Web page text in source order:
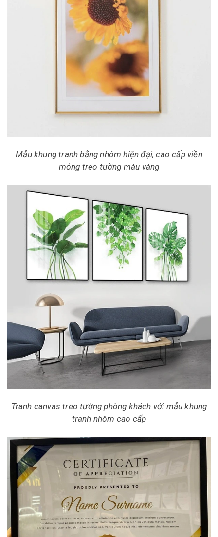
Mẫu khung tranh bằng nhôm hiện đại, cao cấp viền
mỏng treo tường màu vàng
Tranh canvas treo tường phòng khách với mẫu khung
tranh nhôm cao cấp